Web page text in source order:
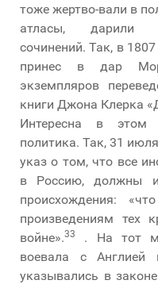
тоже жертво-вали в
атласы, дарили
сочинений. Так, в
принес в дар
экземпляров
книги Джона Клерка
Интересна в этом
политика. Так, 31
указ о том, что все
в Россию, должны
происхождения:
произведениям тех
войне».33
. На тот
воевала с
указывались в